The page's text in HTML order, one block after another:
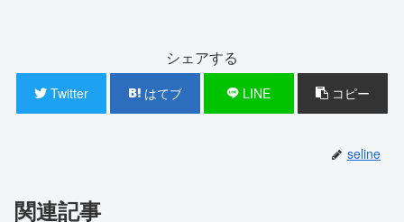
シェアする
Twitter はてブ LINE コピー
seline
関連記事